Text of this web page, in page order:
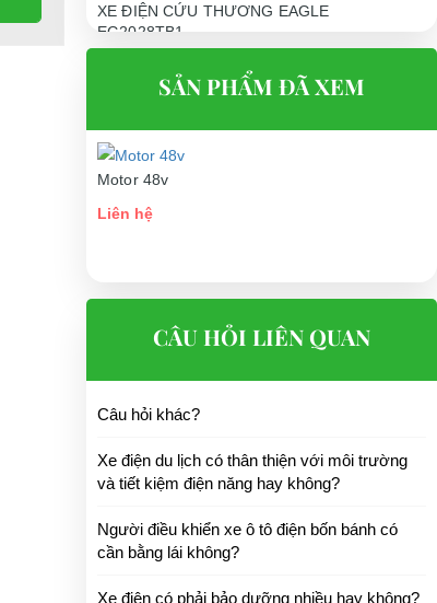
XE ĐIỆN CỨU THƯƠNG EAGLE
EG2028TB1
SẢN PHẨM ĐÃ XEM
Motor 48v
Liên hệ
CÂU HỎI LIÊN QUAN
Câu hỏi khác?
Xe điện du lịch có thân thiện với môi trường
và tiết kiệm điện năng hay không?
Người điều khiển xe ô tô điện bốn bánh có
cần bằng lái không?
Xe điện có phải bảo dưỡng nhiều hay không?